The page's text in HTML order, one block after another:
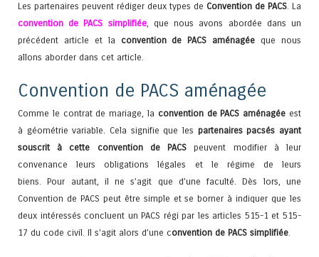
Les partenaires peuvent rédiger deux types de Convention de PACS. La
convention de PACS simplifiée, que nous avons abordée dans un
précédent article et la convention de PACS aménagée que nous
allons aborder dans cet article.
Convention de PACS aménagée
Comme le contrat de mariage, la convention de PACS aménagée est
à géométrie variable. Cela signifie que les partenaires pacsés ayant
souscrit à cette convention de PACS peuvent modifier à leur
convenance leurs obligations légales et le régime de leurs
biens. Pour autant, il ne s’agit que d’une faculté. Dès lors, une
Convention de PACS peut être simple et se borner à indiquer que les
deux intéressés concluent un PACS régi par les articles 515-1 et 515-
17 du code civil. Il s’agit alors d’une convention de PACS simplifiée.